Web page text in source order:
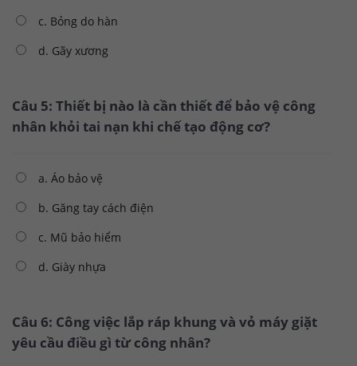
c. Bỏng do hàn
d. Gãy xương
Câu 5: Thiết bị nào là cần thiết để bảo vệ công
nhân khỏi tai nạn khi chế tạo động cơ?
a. Áo bảo vệ
b. Găng tay cách điện
c. Mũ bảo hiểm
d. Giày nhựa
Câu 6: Công việc lắp ráp khung và vỏ máy giặt
yêu cầu điều gì từ công nhân?